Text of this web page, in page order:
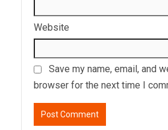
Website
Save my name, email, and
browser for the next time I